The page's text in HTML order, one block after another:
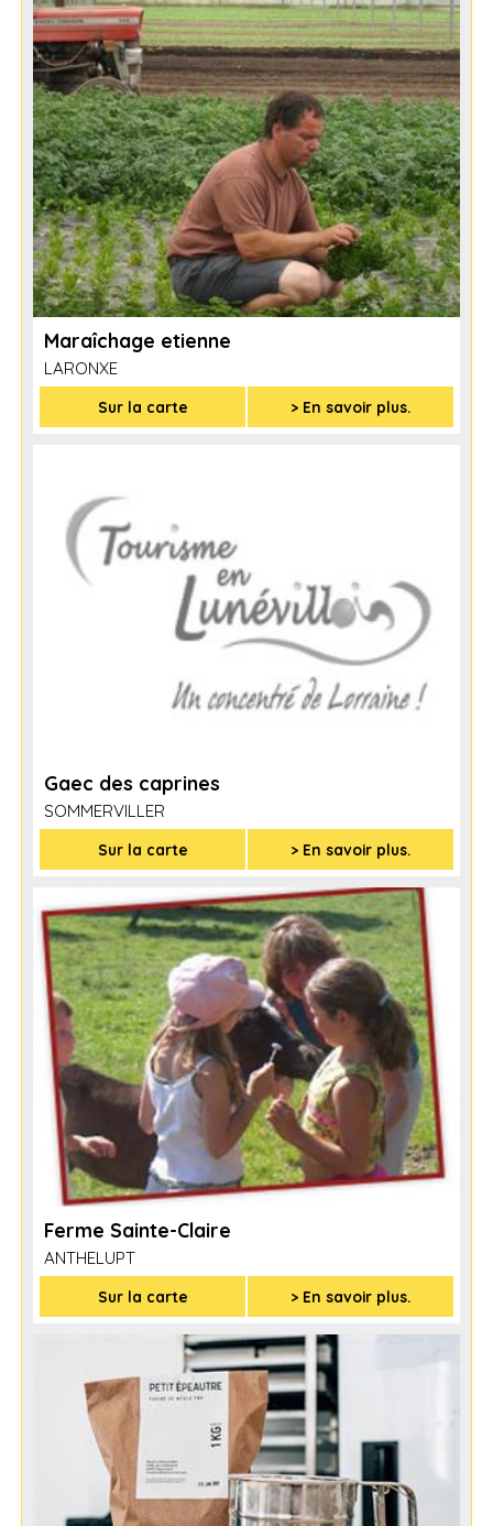
Maraîchage etienne
LARONXE
Sur la carte > En savoir plus.
Gaec des caprines
SOMMERVILLER
Sur la carte > En savoir plus.
Ferme Sainte-Claire
ANTHELUPT
Sur la carte > En savoir plus.